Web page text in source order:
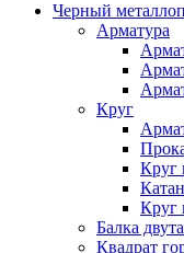
Черный
Арматура
Круг
Круг
Круг
Балка
Квадрат